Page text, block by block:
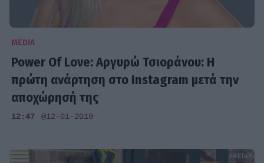
MEDIA
Power Of Love: Αργυρώ Τσιοράνου: Η
πρώτη ανάρτηση στο Instagram μετά την
αποχώρησή της
12:47 @12-01-2019